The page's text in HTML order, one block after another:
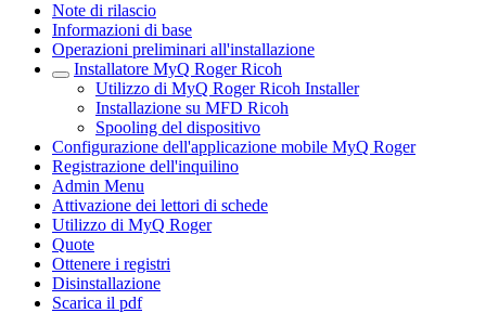
Note di rilascio
Informazioni di base
Operazioni preliminari all'installazione
Installatore MyQ Roger Ricoh
Utilizzo di MyQ Roger Ricoh Installer
Installazione su MFD Ricoh
Spooling del dispositivo
Configurazione dell'applicazione mobile MyQ Roger
Registrazione dell'inquilino
Admin Menu
Attivazione dei lettori di schede
Utilizzo di MyQ Roger
Quote
Ottenere i registri
Disinstallazione
Scarica il pdf